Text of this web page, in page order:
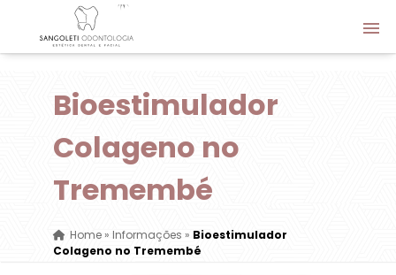
Bioestimulador
Colageno no
Tremembé
Home» Informações » Bioestimulador
Colageno no Tremembé